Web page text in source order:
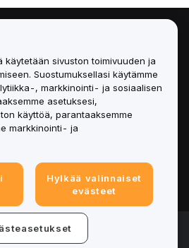
oikeudet pidätetään.
käytetään sivuston toimivuuden ja
Suostumuksellasi käytämme
, markkinointi- ja sosiaalisen
asetuksesi,
käyttöä, parantaaksemme
markkinointi- ja
Hylkää valinnaiset
evästeet